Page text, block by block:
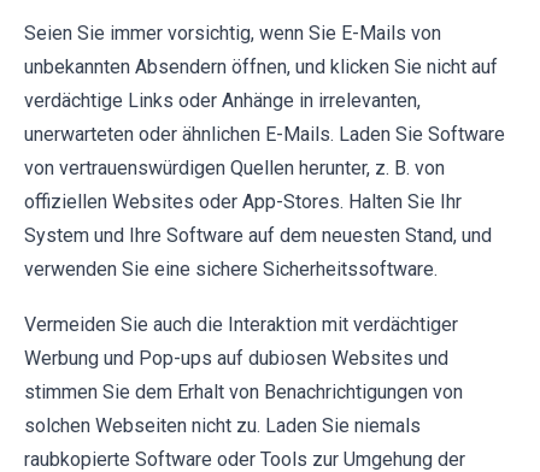
Seien Sie immer vorsichtig, wenn Sie E-Mails von
unbekannten Absendern öffnen, und klicken Sie nicht auf
verdächtige Links oder Anhänge in irrelevanten,
unerwarteten oder ähnlichen E-Mails. Laden Sie Software
von vertrauenswürdigen Quellen herunter, z. B. von
offiziellen Websites oder App-Stores. Halten Sie Ihr
System und Ihre Software auf dem neuesten Stand, und
verwenden Sie eine sichere Sicherheitssoftware.
Vermeiden Sie auch die Interaktion mit verdächtiger
Werbung und Pop-ups auf dubiosen Websites und
stimmen Sie dem Erhalt von Benachrichtigungen von
solchen Webseiten nicht zu. Laden Sie niemals
raubkopierte Software oder Tools zur Umgehung der